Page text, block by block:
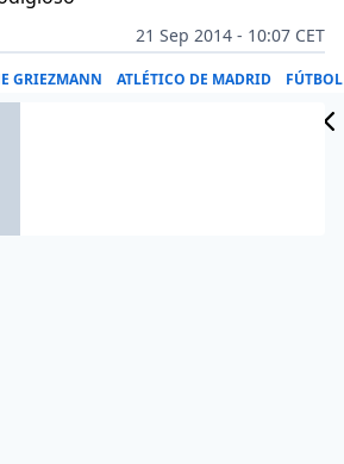
21 Sep 2014 - 10:07 CET
GRIEZMANN ATLÉTICO DE MADRID FÚTBOL